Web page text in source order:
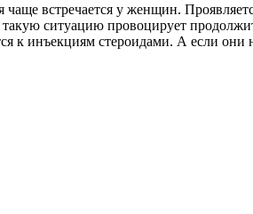
встречается у женщин.
ситуацию провоцирует
к инъекциям стероидами. А если они